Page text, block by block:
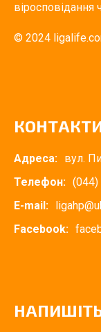
віросповідання
© 2024
Адреса: вул.
Телефон:
E-mail:
Facebook: